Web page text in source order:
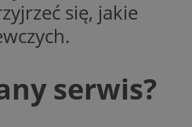
się, jakie
serwis?